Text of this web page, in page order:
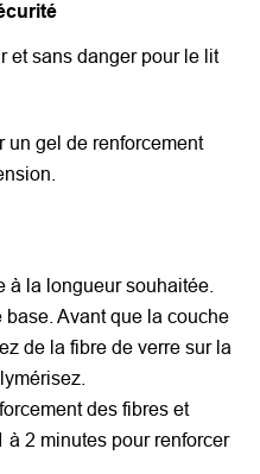
et sans danger pour le lit
un gel de renforcement
à la longueur souhaitée.
Avant que la couche
de la fibre de verre sur la
des fibres et
à 2 minutes pour renforcer